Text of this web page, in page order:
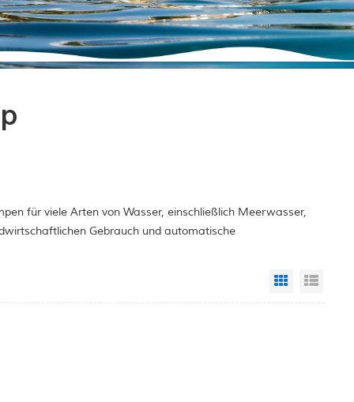
für viele Arten von Wasser, einschließlich Meerwasser,
Gebrauch und automatische
Grid View